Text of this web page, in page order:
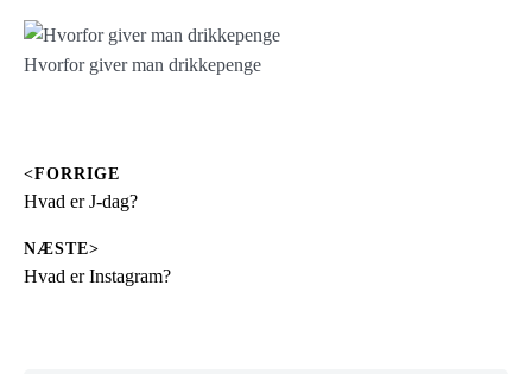
Hvorfor giver man drikkepenge
Indlægsnavigation
<FORRIGE
Previous
Hvad er J-dag?
NÆSTE>
Next
Hvad er Instagram?